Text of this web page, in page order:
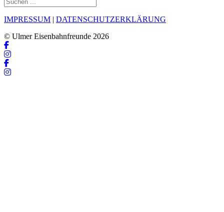
IMPRESSUM | DATENSCHUTZERKLÄRUNG
© Ulmer Eisenbahnfreunde 2026